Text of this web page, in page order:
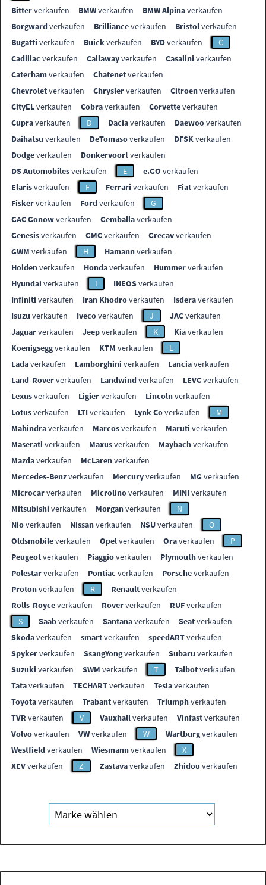
Bitterverkaufen BMWverkaufen BMW Alpinaverkaufen
Borgwardverkaufen Brillianceverkaufen Bristolverkaufen
Bugatti verkaufen Buickverkaufen BYDverkaufen
C
Cadillac verkaufen Callawayverkaufen Casalini verkaufen
Caterhamverkaufen Chatenetverkaufen
Chevroletverkaufen Chryslerverkaufen Citroenverkaufen
CityELverkaufen Cobraverkaufen Corvetteverkaufen
Cupraverkaufen D Daciaverkaufen Daewooverkaufen
Daihatsu verkaufen DeTomasoverkaufen DFSKverkaufen
Dodgeverkaufen Donkervoortverkaufen
DS Automobilesverkaufen E e.GO verkaufen
Elarisverkaufen F Ferrari verkaufen Fiatverkaufen
Fiskerverkaufen Fordverkaufen
G
GAC Gonowverkaufen Gemballaverkaufen
Genesisverkaufen GMCverkaufen Grecavverkaufen
GWM verkaufen H Hamannverkaufen
Holdenverkaufen Hondaverkaufen Hummerverkaufen
Hyundai verkaufen I INEOSverkaufen
Infiniti verkaufen Iran Khodroverkaufen Isderaverkaufen
Isuzu verkaufen Ivecoverkaufen J JACverkaufen
Jaguarverkaufen Jeepverkaufen K Kiaverkaufen
Koenigseggverkaufen KTM verkaufen
L
Ladaverkaufen Lamborghini verkaufen Lanciaverkaufen
Land-Roververkaufen Landwindverkaufen LEVCverkaufen
Lexusverkaufen Ligierverkaufen Lincolnverkaufen
Lotusverkaufen LTIverkaufen Lynk Coverkaufen
M
Mahindraverkaufen Marcosverkaufen Maruti verkaufen
Maserati verkaufen Maxusverkaufen Maybachverkaufen
Mazdaverkaufen McLarenverkaufen
Mercedes-Benzverkaufen Mercuryverkaufen MGverkaufen
Microcarverkaufen Microlinoverkaufen MINIverkaufen
Mitsubishi verkaufen Morganverkaufen
N
Nioverkaufen Nissanverkaufen NSUverkaufen
O
Oldsmobileverkaufen Opelverkaufen Oraverkaufen
P
Peugeotverkaufen Piaggioverkaufen Plymouthverkaufen
Polestarverkaufen Pontiac verkaufen Porscheverkaufen
Protonverkaufen R Renaultverkaufen
Rolls-Royceverkaufen Roververkaufen RUFverkaufen
S
Saabverkaufen Santanaverkaufen Seatverkaufen
Skodaverkaufen smartverkaufen speedARTverkaufen
Spykerverkaufen SsangYongverkaufen Subaru verkaufen
Suzuki verkaufen SWM verkaufen T Talbotverkaufen
Tataverkaufen TECHARTverkaufen Teslaverkaufen
Toyotaverkaufen Trabantverkaufen Triumphverkaufen
TVR verkaufen V Vauxhallverkaufen Vinfastverkaufen
Volvoverkaufen VWverkaufen W Wartburgverkaufen
Westfieldverkaufen Wiesmannverkaufen
X
XEVverkaufen Z Zastavaverkaufen Zhidou verkaufen